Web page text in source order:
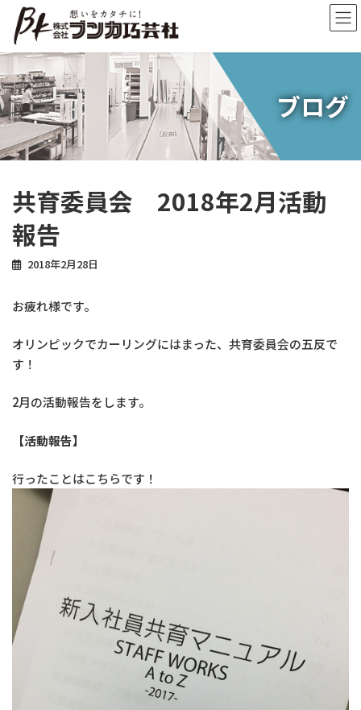
ン
ツ
へ
ス
キ
ッ
プ
ー
シ
ョ
ン
に
移
動
ブログ
共育委員会 2018年2月活動
報告
2018年2月28日
お疲れ様です。
オリンピックでカーリングにはまった、共育委員会の五反で
す！
2月の活動報告をします。
【活動報告】
行ったことはこちらです！